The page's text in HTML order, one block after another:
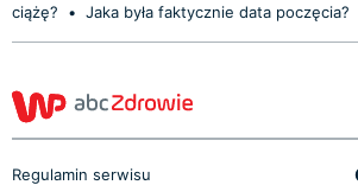
ciążę?
• Jaka była faktycznie data poczęcia?
Regulamin serwisu